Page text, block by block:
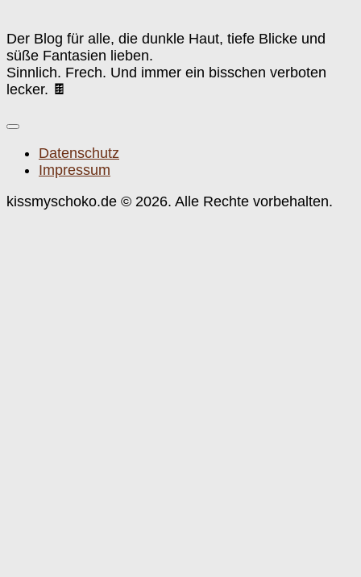
Der Blog für alle, die dunkle Haut, tiefe Blicke und
süße Fantasien lieben.
Sinnlich. Frech. Und immer ein bisschen verboten
lecker. 🍫
Datenschutz
Impressum
kissmyschoko.de © 2026. Alle Rechte vorbehalten.